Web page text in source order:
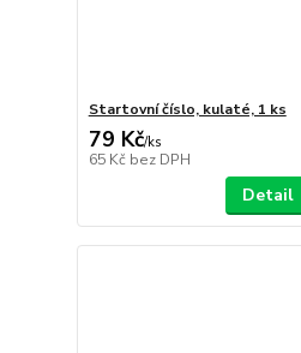
Startovní číslo, kulaté, 1 ks
79 Kč/ks
65 Kč bez DPH
Detail